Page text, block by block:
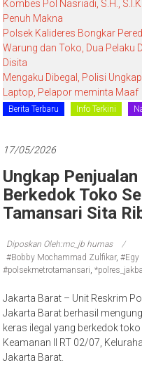
Kombes Pol Nasriadi, S.H.,
Penuh Makna
Polsek Kalideres Bongkar
Warung dan Toko, Dua Pelaku
Disita
Mengaku Dibegal, Polisi
Laptop, Pelapor meminta Maaf
Berita Terbaru Info Terkini
17/05/2026
Ungkap
Berkedok Toko
Tamansari Sita
Diposkan Oleh:mc_jb humas
#Bobby Mochammad Zulfikar,#Egy
#polsekmetrotamansari ,
Jakarta Barat – Unit Reskrim
Jakarta Barat berhasil
keras ilegal yang berkedok
Keamanan II RT 02/07,
Jakarta Barat.